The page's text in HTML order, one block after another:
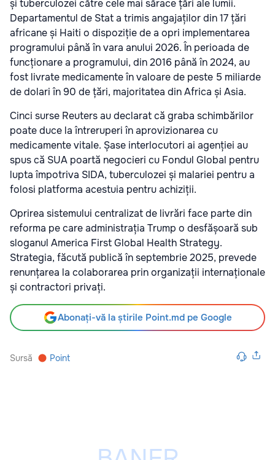
și tuberculozei către cele mai sărace țări ale lumii.
Departamentul de Stat a trimis angajaților din 17 țări
africane și Haiti o dispoziție de a opri implementarea
programului până în vara anului 2026. În perioada de
funcționare a programului, din 2016 până în 2024, au
fost livrate medicamente în valoare de peste 5 miliarde
de dolari în 90 de țări, majoritatea din Africa și Asia.
Cinci surse Reuters au declarat că graba schimbărilor
poate duce la întreruperi în aprovizionarea cu
medicamente vitale. Șase interlocutori ai agenției au
spus că SUA poartă negocieri cu Fondul Global pentru
lupta împotriva SIDA, tuberculozei și malariei pentru a
folosi platforma acestuia pentru achiziții.
Oprirea sistemului centralizat de livrări face parte din
reforma pe care administrația Trump o desfășoară sub
sloganul America First Global Health Strategy.
Strategia, făcută publică în septembrie 2025, prevede
renunțarea la colaborarea prin organizații internaționale
și contractori privați.
Abonați-vă la știrile Point.md pe Google
Sursă Point